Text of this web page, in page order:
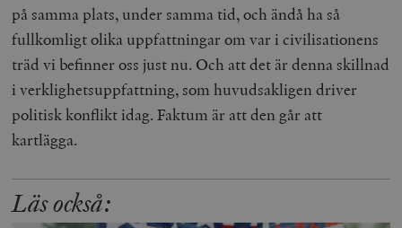
på samma plats, under samma tid, och ändå ha så
fullkomligt olika uppfattningar om var i civilisationens
träd vi befinner oss just nu. Och att det är denna skillnad
i verklighetsuppfattning, som huvudsakligen driver
politisk konflikt idag. Faktum är att den går att
kartlägga.
Läs också: